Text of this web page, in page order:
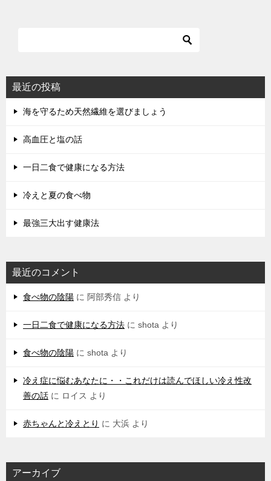
最近の投稿
海を守るため天然繊維を選びましょう
高血圧と塩の話
一日二食で健康になる方法
冷えと夏の食べ物
最強三大出す健康法
最近のコメント
食べ物の陰陽 に 阿部秀信 より
一日二食で健康になる方法 に shota より
食べ物の陰陽 に shota より
冷え症に悩むあなたに・・これだけは読んでほしい冷え性改
善の話 に ロイス より
赤ちゃんと冷えとり に 大浜 より
アーカイブ